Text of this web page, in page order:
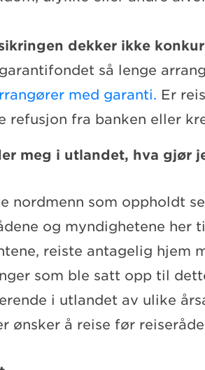
dekker ikke
så lenge
med garanti. Er
refusjon fra banken eller
meg i utlandet, hva gjør
nordmenn som oppholdt
og myndighetene her
reiste antagelig hjem
som ble satt opp til
i utlandet av ulike
ønsker å reise før